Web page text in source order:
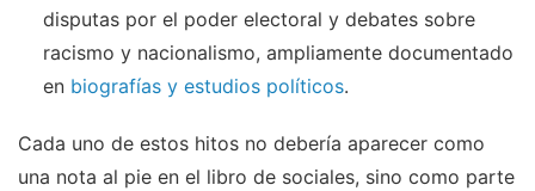
disputas por el poder electoral y debates sobre
racismo y nacionalismo, ampliamente documentado
en biografías y estudios políticos.
Cada uno de estos hitos no debería aparecer como
una nota al pie en el libro de sociales, sino como parte